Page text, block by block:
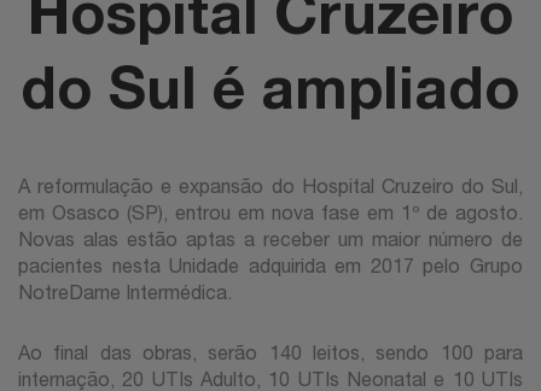
do Sul é ampliado
A reformulação e expansão do Hospital Cruzeiro do Sul,
em Osasco (SP), entrou em nova fase em 1º de agosto.
Novas alas estão aptas a receber um maior número de
pacientes nesta Unidade adquirida em 2017 pelo Grupo
NotreDame Intermédica.
Ao final das obras, serão 140 leitos, sendo 100 para
internação, 20 UTIs Adulto, 10 UTIs Neonatal e 10 UTIs